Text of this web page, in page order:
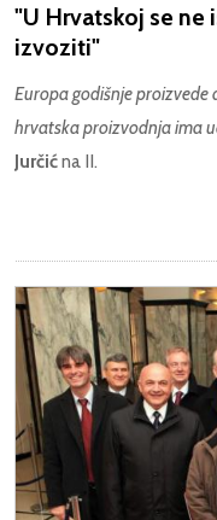
"U Hrvatskoj se
izvoziti"
Europa godišnje proizvede
hrvatska proizvodnja ima
Jurčićna II.